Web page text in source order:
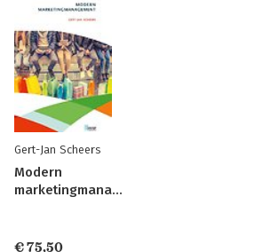
Gert-Jan Scheers
Modern
marketingmanagement
€ 75,50